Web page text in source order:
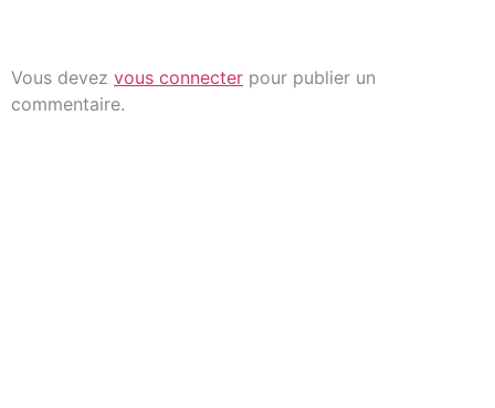
Vous devez vous connecter pour publier un
commentaire.